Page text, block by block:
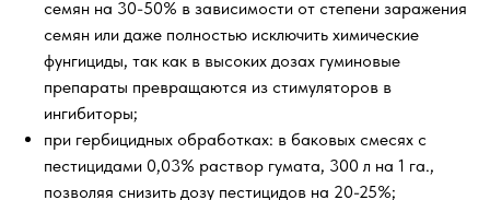
семян на 30-50% в зависимости от степени заражения
семян или даже полностью исключить химические
фунгициды, так как в высоких дозах гуминовые
препараты превращаются из стимуляторов в
ингибиторы;
при гербицидных обработках: в баковых смесях с
пестицидами 0,03% раствор гумата, 300 л на 1 га.,
позволяя снизить дозу пестицидов на 20-25%;